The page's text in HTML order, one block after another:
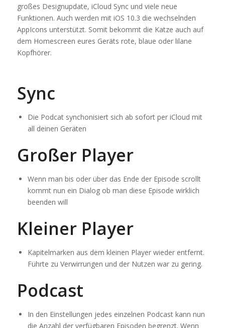
großes Designupdate, iCloud Sync und viele neue
Funktionen. Auch werden mit iOS 10.3 die wechselnden
AppIcons unterstützt. Somit bekommt die Katze auch auf
dem Homescreen eures Geräts rote, blaue oder lilane
Kopfhörer.
Sync
Die Podcat synchonisiert sich ab sofort per iCloud mit
all deinen Geräten
Großer Player
Wenn man bis oder über das Ende der Episode scrollt
kommt nun ein Dialog ob man diese Episode wirklich
beenden will
Kleiner Player
Kapitelmarken aus dem kleinen Player wieder entfernt.
Führte zu Verwirrungen und der Nutzen war zu gering.
Podcast
In den Einstellungen jedes einzelnen Podcast kann nun
die Anzahl der verfügbaren Episoden begrenzt. Wenn